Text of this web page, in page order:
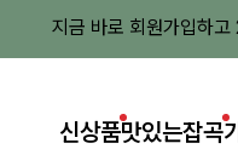
지금 바로 회원가입하
신상품맛있는잡곡